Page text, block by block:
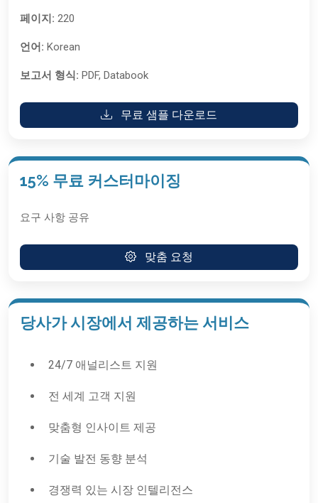
페이지: 220
언어: Korean
보고서 형식: PDF, Databook
무료 샘플 다운로드
15% 무료 커스터마이징
요구 사항 공유
맞춤 요청
당사가 시장에서 제공하는 서비스
24/7 애널리스트 지원
전 세계 고객 지원
맞춤형 인사이트 제공
기술 발전 동향 분석
경쟁력 있는 시장 인텔리전스